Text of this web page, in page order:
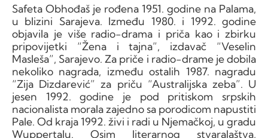
Safeta Obhođaš je rođena 1951. godine na Palama,
u blizini Sarajeva. Između 1980. i 1992. godine
objavila je više radio-drama i priča kao i zbirku
pripovijetki “Žena i tajna”, izdavač “Veselin
Masleša”, Sarajevo. Za priče i radio-drame je dobila
nekoliko nagrada, između ostalih 1987. nagradu
“Zija Dizdarević” za priču “Australijska zeba”. U
jesen 1992. godine je pod pritiskom srpskih
nacionalista morala zajedno sa porodicom napustiti
Pale. Od kraja 1992. živi i radi u Njemačkoj, u gradu
Wuppertalu. Osim literarnog stvaralaštva,